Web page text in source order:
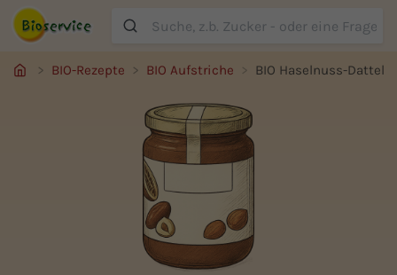
Suche
BIO-Rezepte BIO Aufstriche BIO Haselnuss-Dattel-